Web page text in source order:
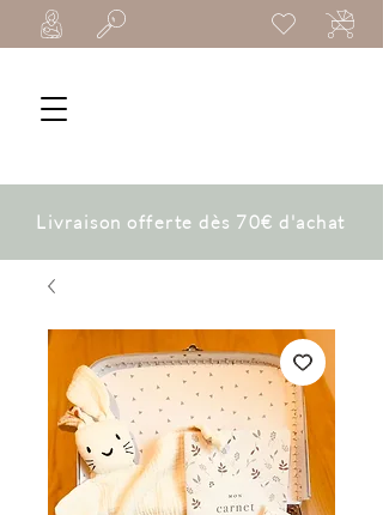
Livraison offerte dès 70€ d'achat